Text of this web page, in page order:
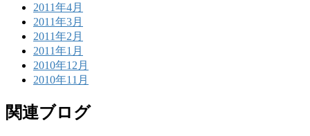
2011年4月
2011年3月
2011年2月
2011年1月
2010年12月
2010年11月
関連ブログ